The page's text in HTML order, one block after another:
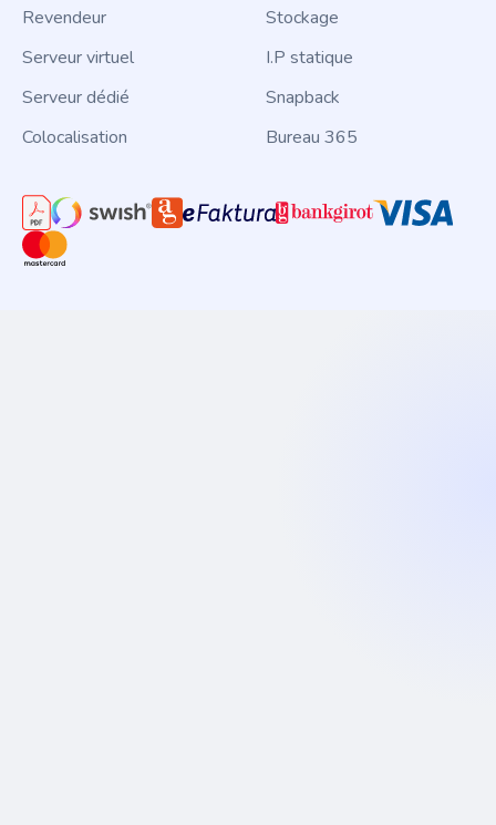
Revendeur
Serveur virtuel
Serveur dédié
Colocalisation
Stockage
I.P statique
Snapback
Bureau 365